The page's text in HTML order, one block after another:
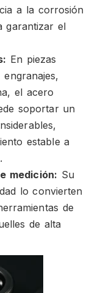
a la corrosión
garantizar el
En piezas
el acero
soportar un
estable a
medición: Su
lo convierten
de
de alta